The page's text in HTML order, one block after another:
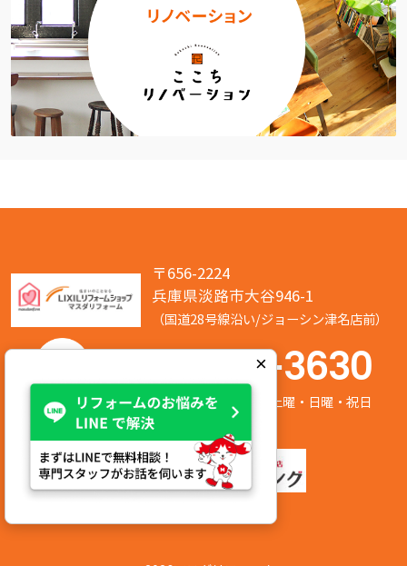
〒656-2224
兵庫県淡路市大谷946-1
（国道28号線沿い/ジョーシン津名店前）
050-7586-3630
営業時間:8:00～17:00 定休日:第2/第4土曜・日曜・祝日
×